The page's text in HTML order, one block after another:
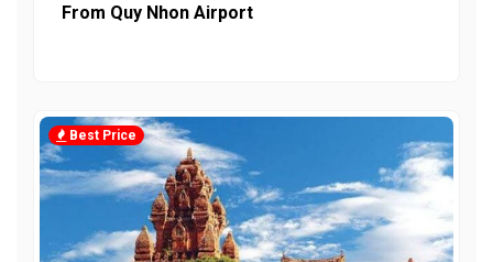
From Quy Nhon Airport
Best Price